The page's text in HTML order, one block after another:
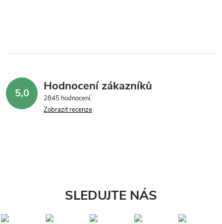
5,0 Hodnocení zákazníků
2845 hodnocení
Zobrazit recenze
SLEDUJTE NÁS